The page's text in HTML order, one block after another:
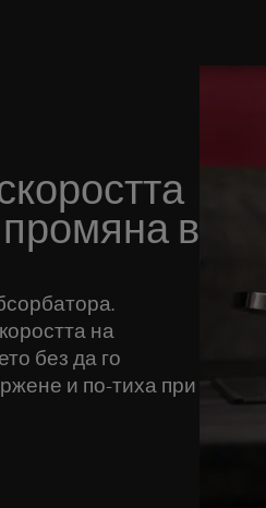
в
на
без да го
и по-тиха при